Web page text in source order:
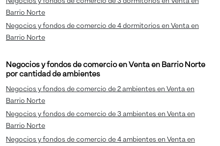
Barrio Norte
Negocios y fondos de comercio de 4 dormitorios en Venta en
Barrio Norte
Negocios y fondos de comercio en Venta en Barrio Norte
por cantidad de ambientes
Negocios y fondos de comercio de 2 ambientes en Venta en
Barrio Norte
Negocios y fondos de comercio de 3 ambientes en Venta en
Barrio Norte
Negocios y fondos de comercio de 4 ambientes en Venta en